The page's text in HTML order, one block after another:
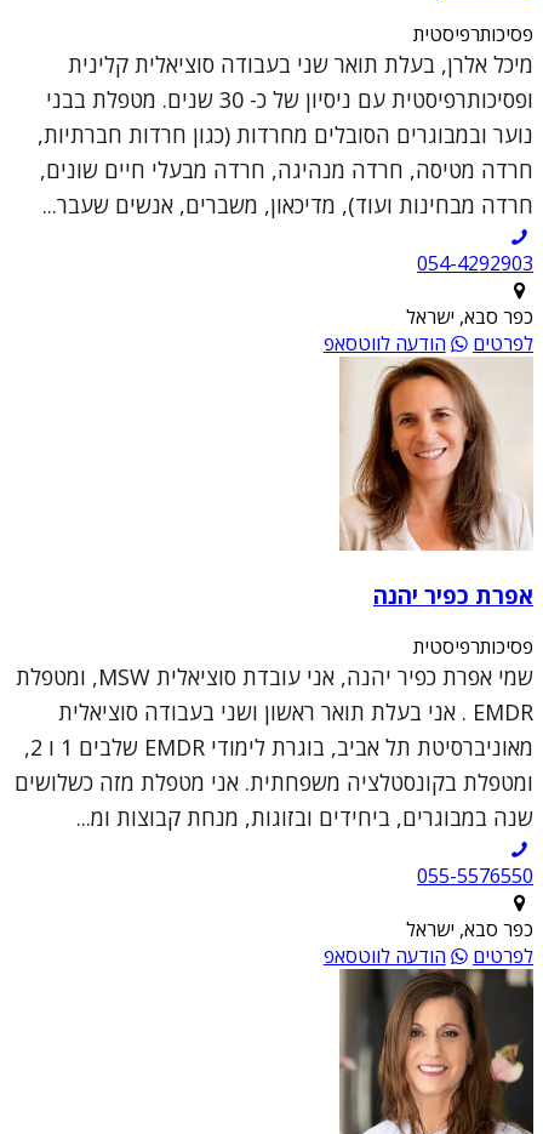
פסיכותרפיסטית
מיכל אלרן, בעלת תואר שני בעבודה סוציאלית קלינית
ופסיכותרפיסטית עם ניסיון של כ- 30 שנים. מטפלת בבני
נוער ובמבוגרים הסובלים מחרדות (כגון חרדות חברתיות,
חרדה מטיסה, חרדה מנהיגה, חרדה מבעלי חיים שונים,
חרדה מבחינות ועוד), מדיכאון, משברים, אנשים שעבר...
054-4292903
כפר סבא, ישראל
לפרטים
הודעה לווטסאפ
אפרת כפיר יהנה
פסיכותרפיסטית
שמי אפרת כפיר יהנה, אני עובדת סוציאלית MSW, ומטפלת
EMDR . אני בעלת תואר ראשון ושני בעבודה סוציאלית
מאוניברסיטת תל אביב, בוגרת לימודי EMDR שלבים 1 ו 2,
ומטפלת בקונסטלציה משפחתית. אני מטפלת מזה כשלושים
שנה במבוגרים, ביחידים ובזוגות, מנחת קבוצות ומ...
055-5576550
כפר סבא, ישראל
לפרטים
הודעה לווטסאפ